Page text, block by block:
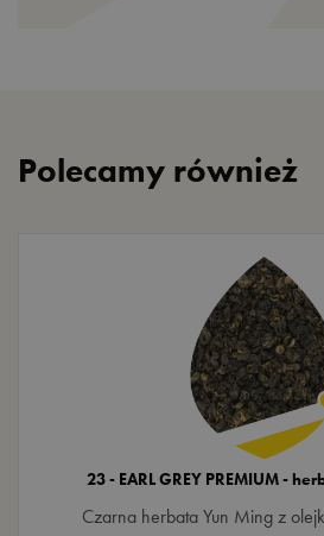
Polecamy również
23 - EARL GREY PREMIUM -
Czarna herbata Yun Ming z